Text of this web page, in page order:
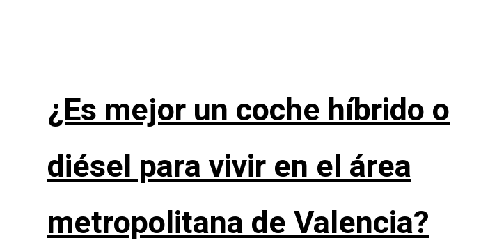
¿Es mejor un coche híbrido o
diésel para vivir en el área
metropolitana de Valencia?